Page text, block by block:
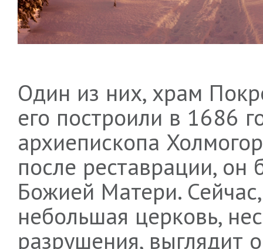
Один из них, храм
его построили в 1686
архиепископа
после реставрации,
Божией Матери. Сейчас,
небольшая церковь,
разрушения, выглядит